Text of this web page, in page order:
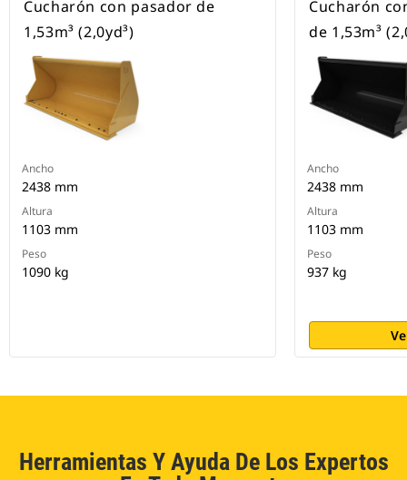
Cucharón con pasador de
1,53m³ (2,0yd³)
Ancho
2438 mm
Altura
1103 mm
Peso
1090 kg
Cucharón
de 1,53m³
Ancho
2438 mm
Altura
1103 mm
Peso
937 kg
Herramientas Y Ayuda De Los Expertos